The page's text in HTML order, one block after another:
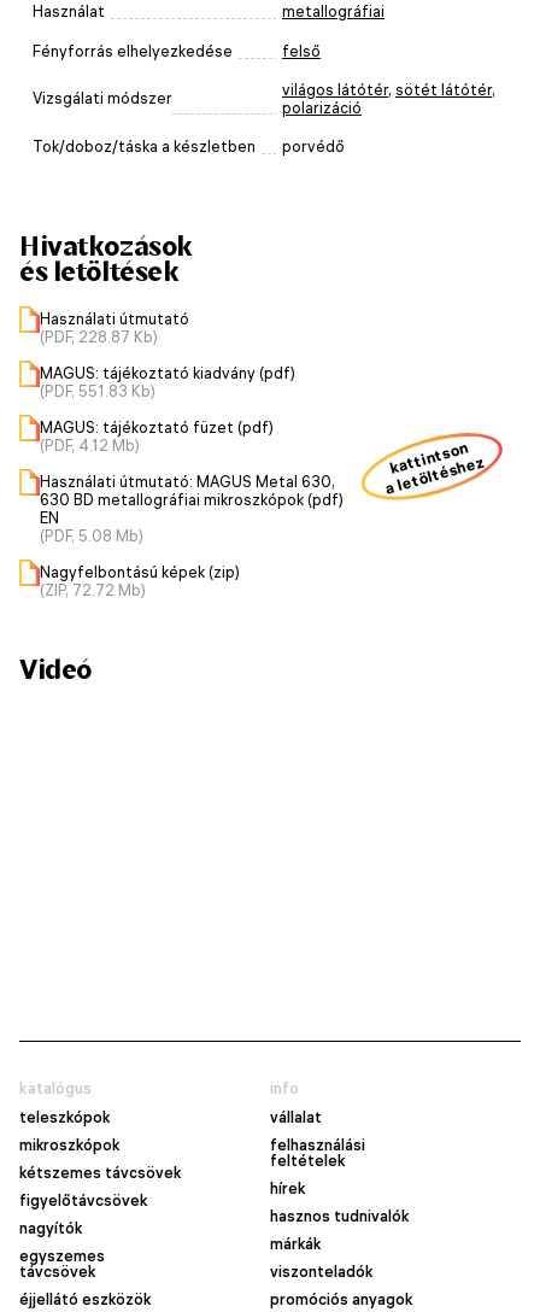
Használat metallográfiai
Fényforrás elhelyezkedése felső
Vizsgálati módszer világos látótér, sötét látótér,
polarizáció
Tok/doboz/táska a készletben porvédő
Hivatkozások
és letöltések
Használati útmutató
(PDF, 228.87 Kb)
MAGUS: tájékoztató kiadvány (pdf)
(PDF, 551.83 Kb)
MAGUS: tájékoztató füzet (pdf)
(PDF, 4.12 Mb)
Használati útmutató: MAGUS Metal 630,
630 BD metallográfiai mikroszkópok (pdf)
EN
(PDF, 5.08 Mb)
Nagyfelbontású képek (zip)
(ZIP, 72.72 Mb)
kattintson
a letöltéshez
Videó
katalógus
teleszkópok
mikroszkópok
kétszemes távcsövek
figyelőtávcsövek
nagyítók
egyszemes
távcsövek
éjjellátó eszközök
info
vállalat
felhasználási
feltételek
hírek
hasznos tudnivalók
márkák
viszonteladók
promóciós anyagok